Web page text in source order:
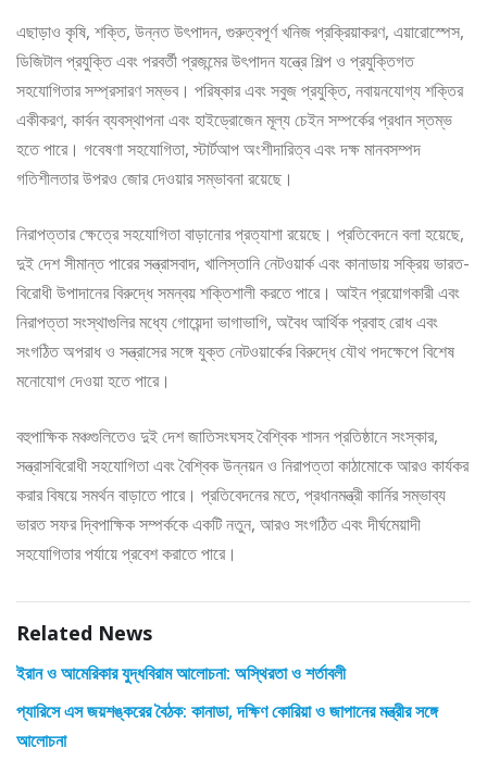
এছাড়াও কৃষি, শক্তি, উন্নত উৎপাদন, গুরুত্বপূর্ণ খনিজ প্রক্রিয়াকরণ, এয়ারোস্পেস,
ডিজিটাল প্রযুক্তি এবং পরবর্তী প্রজন্মের উৎপাদন যন্ত্রে শিল্প ও প্রযুক্তিগত
সহযোগিতার সম্প্রসারণ সম্ভব। পরিষ্কার এবং সবুজ প্রযুক্তি, নবায়নযোগ্য শক্তির
একীকরণ, কার্বন ব্যবস্থাপনা এবং হাইড্রোজেন মূল্য চেইন সম্পর্কের প্রধান স্তম্ভ
হতে পারে। গবেষণা সহযোগিতা, স্টার্টআপ অংশীদারিত্ব এবং দক্ষ মানবসম্পদ
গতিশীলতার উপরও জোর দেওয়ার সম্ভাবনা রয়েছে।
নিরাপত্তার ক্ষেত্রে সহযোগিতা বাড়ানোর প্রত্যাশা রয়েছে। প্রতিবেদনে বলা হয়েছে,
দুই দেশ সীমান্ত পারের সন্ত্রাসবাদ, খালিস্তানি নেটওয়ার্ক এবং কানাডায় সক্রিয় ভারত-
বিরোধী উপাদানের বিরুদ্ধে সমন্বয় শক্তিশালী করতে পারে। আইন প্রয়োগকারী এবং
নিরাপত্তা সংস্থাগুলির মধ্যে গোয়েন্দা ভাগাভাগি, অবৈধ আর্থিক প্রবাহ রোধ এবং
সংগঠিত অপরাধ ও সন্ত্রাসের সঙ্গে যুক্ত নেটওয়ার্কের বিরুদ্ধে যৌথ পদক্ষেপে বিশেষ
মনোযোগ দেওয়া হতে পারে।
বহুপাক্ষিক মঞ্চগুলিতেও দুই দেশ জাতিসংঘসহ বৈশ্বিক শাসন প্রতিষ্ঠানে সংস্কার,
সন্ত্রাসবিরোধী সহযোগিতা এবং বৈশ্বিক উন্নয়ন ও নিরাপত্তা কাঠামোকে আরও কার্যকর
করার বিষয়ে সমর্থন বাড়াতে পারে। প্রতিবেদনের মতে, প্রধানমন্ত্রী কার্নির সম্ভাব্য
ভারত সফর দ্বিপাক্ষিক সম্পর্ককে একটি নতুন, আরও সংগঠিত এবং দীর্ঘমেয়াদী
সহযোগিতার পর্যায়ে প্রবেশ করাতে পারে।
Related News
ইরান ও আমেরিকার যুদ্ধবিরাম আলোচনা: অস্থিরতা ও শর্তাবলী
প্যারিসে এস জয়শঙ্করের বৈঠক: কানাডা, দক্ষিণ কোরিয়া ও জাপানের মন্ত্রীর সঙ্গে
আলোচনা